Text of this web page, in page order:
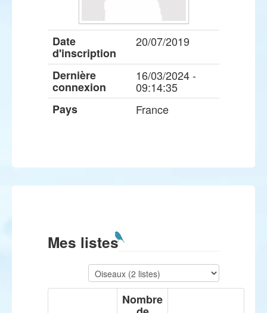
Date
d'inscription
20/07/2019
Dernière
connexion
16/03/2024 -
09:14:35
Pays
France
Mes listes
Nombre